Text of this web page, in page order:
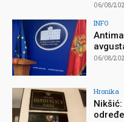
06/08/
INFO
06/08/
Hronika